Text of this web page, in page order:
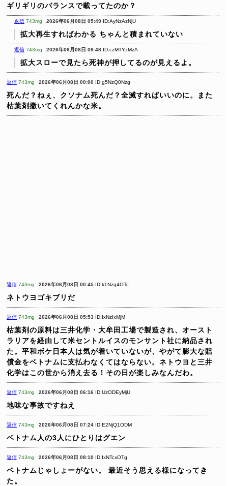
ギリギリのバランスで載ってたのか？
返信 743mg 2026年06月08日 05:49 ID:AyNzAzNjU
拡大再生すればわかる ちゃんと積まれていない
返信 743mg 2026年06月08日 09:48 ID:czMTYzMzA
拡大スローで見たら死神が押してるのが見えるよ。
返信 743mg 2026年06月08日 00:00 ID:g5NzQ0Nzg
死んだ？ねぇ、クソナム死んだ？全滅すればいいのに。また
枯葉剤撒いてくれんかな米。
返信 743mg 2026年06月08日 00:45 ID:k1Nzg4OTc
ネトウヨゴキブリだ
返信 743mg 2026年06月08日 05:53 ID:IxNzIxMjM
枯葉剤の原料は三井化学・大牟田工場で製造され、オースト
ラリアを経由して米セントルイスのモンサント社に納品され
た。平和ボケ日本人は気が着いていないが、やがて膨大な賠
償金をベトナムに支払わなくてはならない。ネトウヨと三井
化学はこの世から消え去る！その日が楽しみなんだわ。
返信 743mg 2026年06月08日 06:16 ID:UzODEyMjU
地味な事故ですねえ
返信 743mg 2026年06月08日 07:24 ID:E2NjQ1ODM
ベトナム人の3人にひとりはグエン
返信 743mg 2026年06月08日 08:10 ID:IxNTcxOTg
ベトナムじゃしょーがない。
最近そう思える様になってき
た。